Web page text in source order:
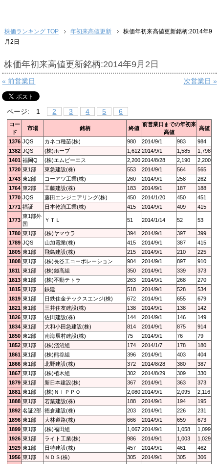
株価ランキング TOP 年初来高値更新
株価年初来高値更新銘柄:2014年9
月2日
株価年初来高値更新銘柄:2014年9月2日
« 前営業日 次営業日 »
ページ: 1 2 3 4 5 6
コー
ド
市場 銘柄 終値
前営業日までの年初来
高値
高値
1376 JQS カネコ種苗(株) 980 2014/9/1 983
984
1382 JQS (株)ホーブ 1,612 2014/9/1 1,585
1,798
1401 福岡Q (株)エムビーエス 2,200 2014/8/28 2,190
2,200
1720 東1部 東急建設(株) 553 2014/9/1 564
565
1743 東2部 コーアツ工業(株) 260 2014/9/1 258
262
1764 東2部 工藤建設(株) 183 2014/9/1 187
188
1770 JQS 藤田エンジニアリング(株) 450 2014/1/20 450
451
1771 福証 日本乾溜工業(株) 415 2014/9/1 409 415
1773
東1部外
国
ＹＴＬ 51 2014/1/14 52 53
1780 東1部 (株)ヤマウラ 394 2014/9/1 397
399
1789 JQS 山加電業(株) 415 2014/9/1 387
415
1805 東1部 飛島建設(株) 215 2014/9/1 210
225
1808 東1部 (株)長谷工コーポレーション 904 2014/9/1 897
910
1811 東1部 (株)錢高組 350 2014/9/1 339
373
1813 東1部 (株)不動テトラ 263 2014/9/1 268
270
1815 東1部 鉄建 518 2014/9/1 528
534
1819 東1部 日鉄住金テックスエンジ(株) 672 2014/9/1 655
679
1821 東1部 三井住友建設(株) 138 2014/9/1 138
142
1826 東1部 佐田建設(株) 144 2014/9/1 146
149
1834 東1部 大和小田急建設(株) 814 2014/9/1 875
914
1850 東2部 南海辰村建設(株) 75 2014/9/1 76
79
1852 東1部 (株)淺沼組 174 2014/1/7 178
180
1861 東1部 (株)熊谷組 396 2014/9/1 403
404
1866 東1部 北野建設(株) 372 2014/8/28 380
387
1867 東1部 (株)植木組 302 2014/8/29 309
330
1879 東1部 新日本建設(株) 367 2014/9/1 363
373
1881 東1部 (株)ＮＩＰＰＯ 2,080 2014/9/1 2,095
2,116
1888 東1部 若築建設(株) 188 2014/9/1 194
195
1892 名証2部 徳倉建設(株) 203 2014/9/1 226
231
1896 東1部 大林道路(株) 666 2014/9/1 659
673
1899 東1部 (株)福田組 1,067 2014/9/1 1,058
1,099
1926 東1部 ライト工業(株) 986 2014/9/1 1,003
1,029
1929 東1部 日特建設(株) 457 2014/9/1 461
462
1956 東1部 ＮＤＳ(株) 305 2014/9/1 305
306